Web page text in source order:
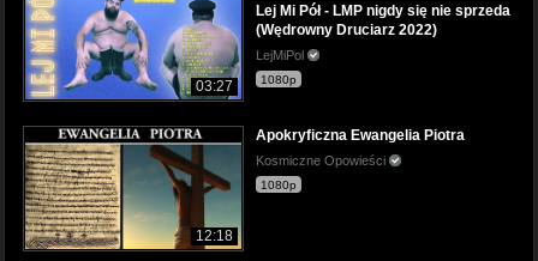
03:27
Lej Mi Pół - LMP nigdy się nie sprzeda
(Wędrowny Druciarz 2022)
LejMiPol
1080p
12:18
Apokryficzna Ewangelia Piotra
Kosmiczne Opowieści
1080p